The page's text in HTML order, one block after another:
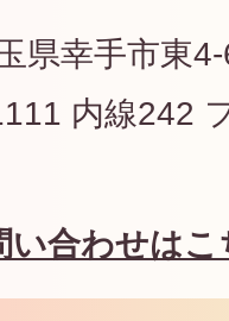
県幸手市東
内線242
い合わせは